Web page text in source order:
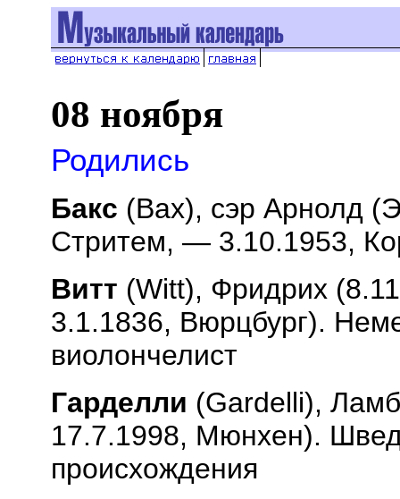
08 ноября
Родились
Бакс (Bax), сэр Арнолд
Стритем, — 3.10.1953,
Витт (Witt), Фридрих
3.1.1836, Вюрцбург).
виолончелист
Гарделли (Gardelli),
17.7.1998, Мюнхен).
происхождения